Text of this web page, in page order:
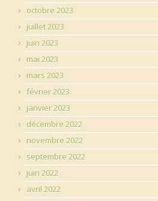
octobre 2023
juillet 2023
juin 2023
mai 2023
mars 2023
février 2023
janvier 2023
décembre 2022
novembre 2022
septembre 2022
juin 2022
avril 2022